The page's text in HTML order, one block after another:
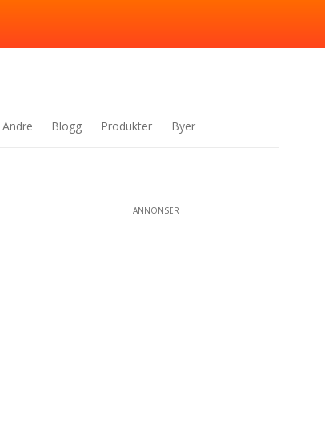
Andre Blogg Produkter Byer
ANNONSER